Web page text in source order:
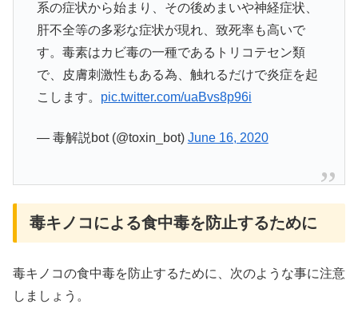
系の症状から始まり、その後めまいや神経症状、
肝不全等の多彩な症状が現れ、致死率も高いで
す。毒素はカビ毒の一種であるトリコテセン類
で、皮膚刺激性もある為、触れるだけで炎症を起
こします。 pic.twitter.com/uaBvs8p96i
— 毒解説bot (@toxin_bot) June 16, 2020
毒キノコによる食中毒を防止するために
毒キノコの食中毒を防止するために、次のような事に注意
しましょう。